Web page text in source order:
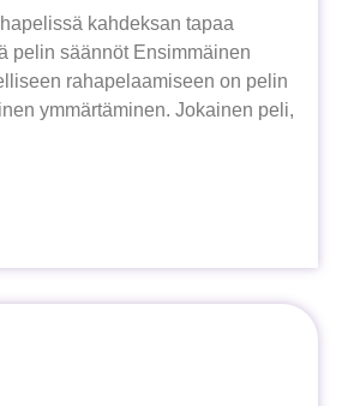
kahdeksan tapaa
pelin säännöt Ensimmäinen
rahapelaamiseen on pelin
ymmärtäminen. Jokainen peli,